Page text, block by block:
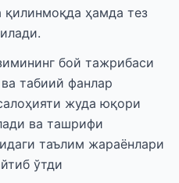
ҳамда тез
бой тажрибаси
табиий фанлар
жуда юқори
ва ташрифи
таълим жараёнлари
ўтди